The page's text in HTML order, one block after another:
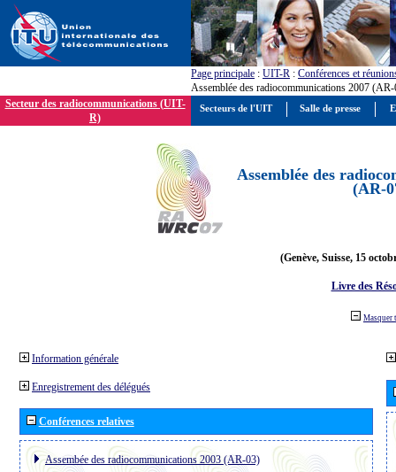
Page principale : UIT-R : Conférences et
Assemblée des radiocommunications 2007
Secteur des radiocommunications (UIT-
R)
Assemblée des
(AR-
(Genève, Suisse, 15
Livre des
Masquer
Information générale
Enregistrement des délégués
Conférences relatives
Assembée des radiocommunications 2003 (AR-03)
Secteurs de l'UIT Salle de presse